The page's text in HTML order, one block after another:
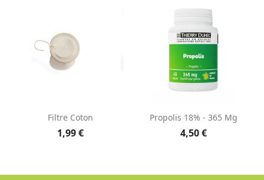
Filtre Coton
1,99 €
Propolis 18% - 365 Mg
4,50 €